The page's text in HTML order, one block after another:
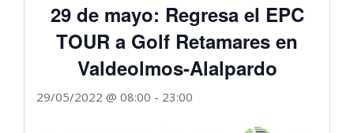
29 de mayo: Regresa el EPC
TOUR a Golf Retamares en
Valdeolmos-Alalpardo
29/05/2022 @ 08:00 - 23:00